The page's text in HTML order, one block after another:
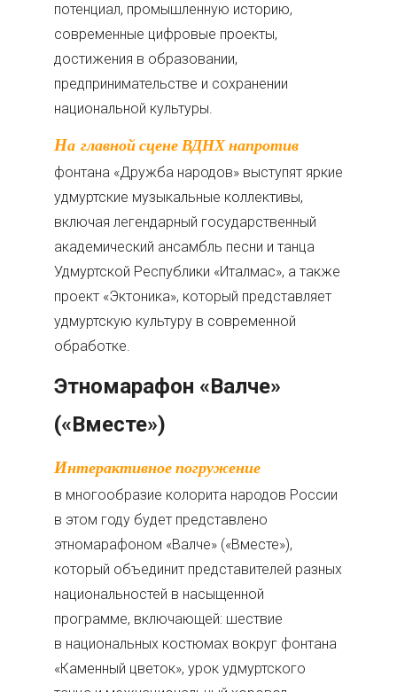
потенциал, промышленную историю,
современные цифровые проекты,
достижения в образовании,
предпринимательстве и сохранении
национальной культуры.
На главной сцене ВДНХ напротив
фонтана «Дружба народов» выступят яркие
удмуртские музыкальные коллективы,
включая легендарный государственный
академический ансамбль песни и танца
Удмуртской Республики «Италмас», а также
проект «Эктоника», который представляет
удмуртскую культуру в современной
обработке.
Этномарафон «Валче»
(«Вместе»)
Интерактивное погружение
в многообразие колорита народов России
в этом году будет представлено
этномарафоном «Валче» («Вместе»),
который объединит представителей разных
национальностей в насыщенной
программе, включающей: шествие
в национальных костюмах вокруг фонтана
«Каменный цветок», урок удмуртского